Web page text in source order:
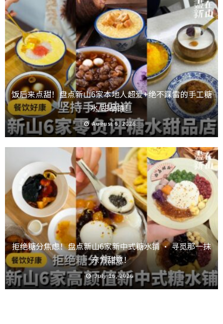
饭后来点甜！盘点新山6家本地人超爱+绝不踩雷的手工糖
水/甜品铺！
August 6, 2026
拒绝糖分焦虑！盘点新山6家新中式糖水铺 · 寻觅那一抹
东方甜意！
July 16, 2026